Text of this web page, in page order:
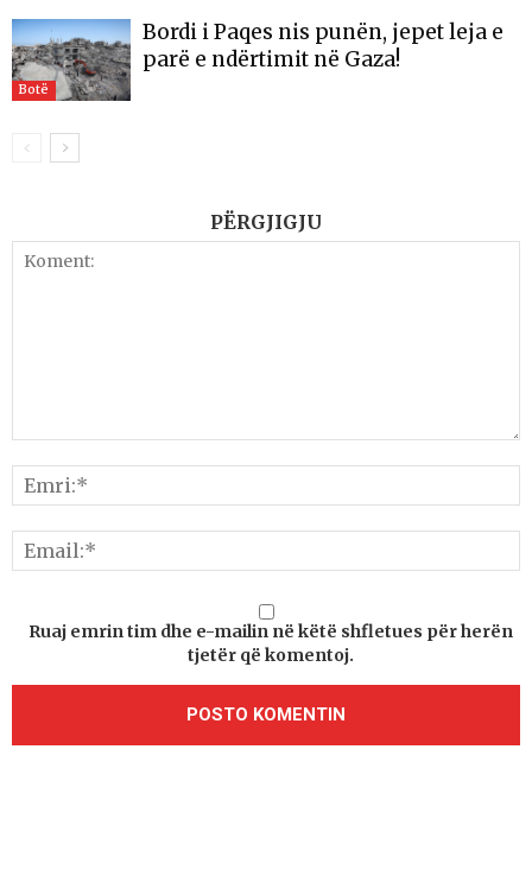
Botë
Bordi i Paqes nis punën, jepet leja e
parë e ndërtimit në Gaza!
PËRGJIGJU
Ruaj emrin tim dhe e-mailin në këtë shfletues për herën
tjetër që komentoj.